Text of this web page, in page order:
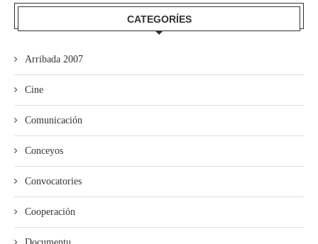
CATEGORÍES
Arribada 2007
Cine
Comunicación
Conceyos
Convocatories
Cooperación